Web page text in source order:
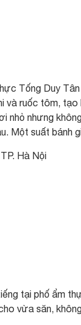
Tống Duy
và ruốc tôm,
nhỏ nhưng
Một suất bánh
Hà Nội
tại phố ẩm
vừa săn,